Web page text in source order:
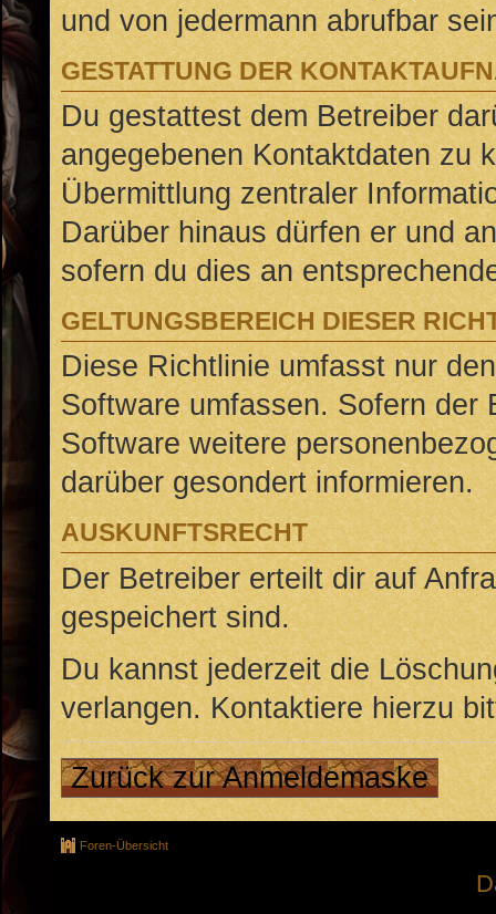
und von jedermann abrufbar
GESTATTUNG DER
Du gestattest dem Betreiber
angegebenen Kontaktdaten zu
Übermittlung zentraler
Darüber hinaus dürfen er und
sofern du dies an
GELTUNGSBEREICH DIESER
Diese Richtlinie umfasst nur
Software umfassen. Sofern der
Software weitere
darüber gesondert informieren.
AUSKUNFTSRECHT
Der Betreiber erteilt dir auf
gespeichert sind.
Du kannst jederzeit die
verlangen. Kontaktiere hierzu
Zurück zur Anmeldemaske
Foren-Übersicht